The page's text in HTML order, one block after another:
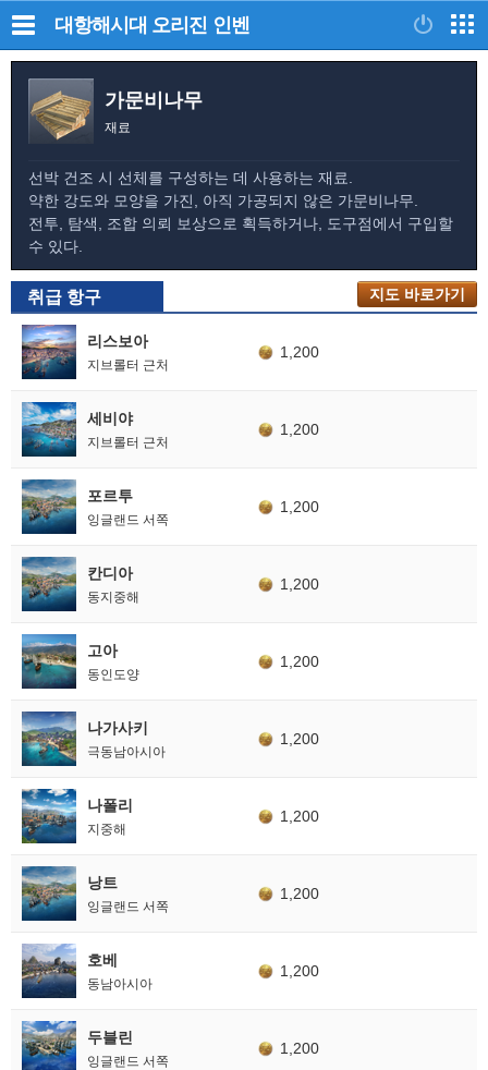
대항해시대 오리진 인벤
가문비나무
재료
선박 건조 시 선체를 구성하는 데 사용하는 재료.
약한 강도와 모양을 가진, 아직 가공되지 않은 가문비나무.
전투, 탐색, 조합 의뢰 보상으로 획득하거나, 도구점에서 구입할
수 있다.
취급 항구 지도 바로가기
리스보아
지브롤터 근처
1,200
세비야
지브롤터 근처
1,200
포르투
잉글랜드 서쪽
1,200
칸디아
동지중해
1,200
고아
동인도양
1,200
나가사키
극동남아시아
1,200
나폴리
지중해
1,200
낭트
잉글랜드 서쪽
1,200
호베
동남아시아
1,200
두블린
잉글랜드 서쪽
1,200